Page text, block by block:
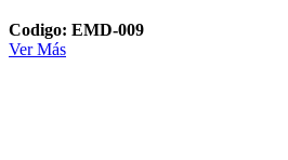
Codigo: EMD-009
Ver Más